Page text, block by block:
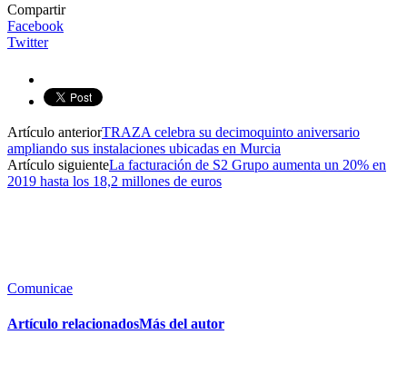
Compartir
Facebook
Twitter
Artículo anteriorTRAZA celebra su decimoquinto aniversario
ampliando sus instalaciones ubicadas en Murcia
Artículo siguienteLa facturación de S2 Grupo aumenta un 20% en
2019 hasta los 18,2 millones de euros
Comunicae
Artículo relacionadosMás del autor